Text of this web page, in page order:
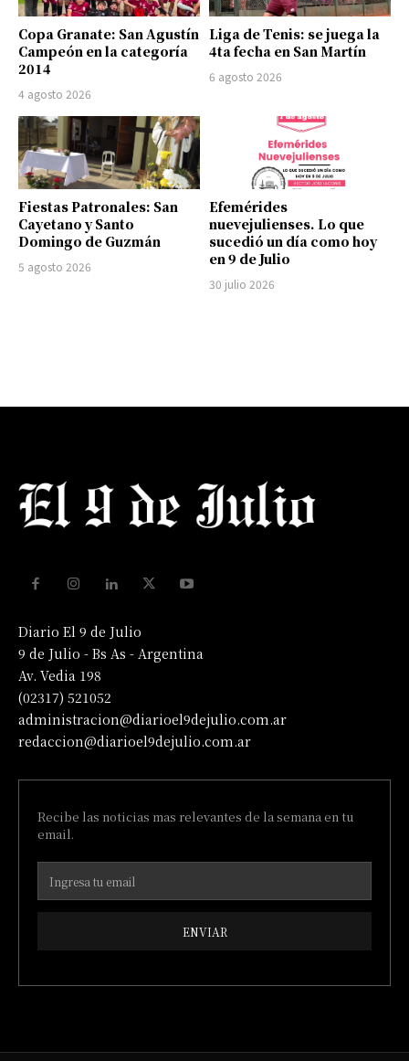
Copa Granate: San Agustín
Campeón en la categoría
2014
4 agosto 2026
Liga de Tenis: se juega la
4ta fecha en San Martín
6 agosto 2026
Fiestas Patronales: San
Cayetano y Santo
Domingo de Guzmán
5 agosto 2026
Efemérides
nuevejulienses. Lo que
sucedió un día como hoy
en 9 de Julio
30 julio 2026
Diario El 9 de Julio
9 de Julio - Bs As - Argentina
Av. Vedia 198
(02317) 521052
administracion@diarioel9dejulio.com.ar
redaccion@diarioel9dejulio.com.ar
Recibe las noticias mas relevantes de la semana en tu
email.
ENVIAR